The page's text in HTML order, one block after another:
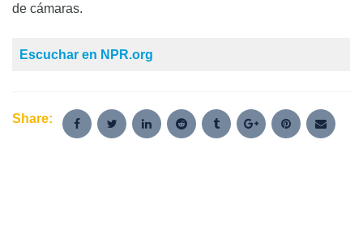
de cámaras.
Escuchar en NPR.org
Share: